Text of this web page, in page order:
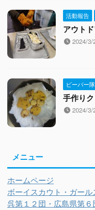
活動報告
アウト
2024/3/
ビーバー隊
手作りク
2024/3/
メニュー
ホームページ
ボーイスカウト・ガー
呉第１２団・広島県第６